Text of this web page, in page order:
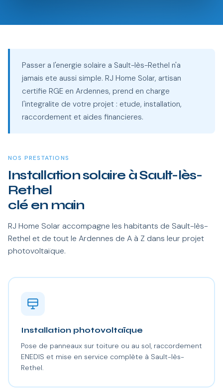
Passer a l'energie solaire a Sault-lès-Rethel n'a
jamais ete aussi simple. RJ Home Solar, artisan
certifie RGE en Ardennes, prend en charge
l'integralite de votre projet : etude, installation,
raccordement et aides financieres.
NOS PRESTATIONS
Installation solaire à Sault-lès-
Rethel
clé en main
RJ Home Solar accompagne les habitants de Sault-lès-
Rethel et de tout le Ardennes de A à Z dans leur projet
photovoltaïque.
Installation photovoltaïque
Pose de panneaux sur toiture ou au sol, raccordement
ENEDIS et mise en service complète à Sault-lès-
Rethel.